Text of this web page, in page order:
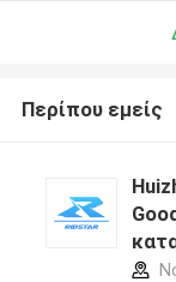
Περίπου εμείς